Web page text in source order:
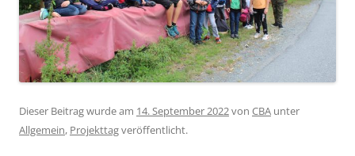
Dieser Beitrag wurde am 14. September 2022von CBA unter
Allgemein, Projekttagveröffentlicht.